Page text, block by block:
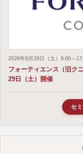
2026年8月29日（土）9:00～
フォーティエンス（旧ク
29日（土）開催
セ